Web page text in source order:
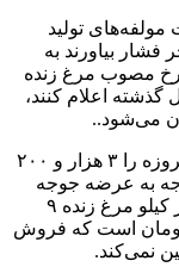
مولفه‌های تولید
فشار بیاورند به
مصوب مرغ زنده
همانند سال گذشته اعلام کنند،
می‌شود..
اسداله نژاد متوسط قیمت هر قطعه جوجه یکروزه را ۳ هزار و ۲۰۰
با توجه به عرضه جوجه
یکروزه بالاتر از نرخ مصوب، قیمت منطقی هر کیلو مرغ زنده ۹
و ۵۰۰ و مرغ گرم ۱۴ تا ۱۴ هزار و ۵۰۰ تومان است که فروش
نمی‌کند.